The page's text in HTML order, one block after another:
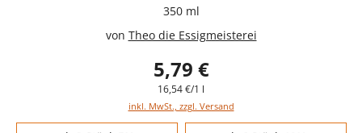
350 ml
von Theo die Essigmeisterei
5,79 €
16,54 €/1 l
inkl. MwSt., zzgl. Versand
Staffelpreise - Mengenrabatt